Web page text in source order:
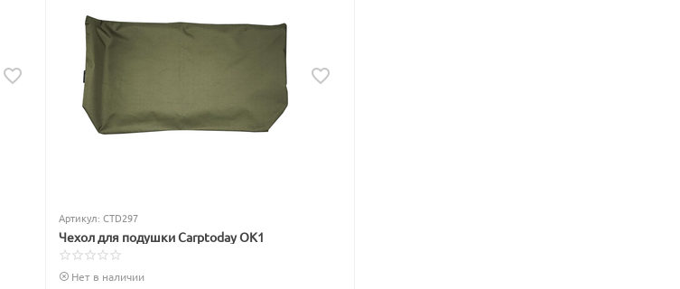
Артикул: CTD297
Чехол для подушки Carptoday OK1
Нет в наличии